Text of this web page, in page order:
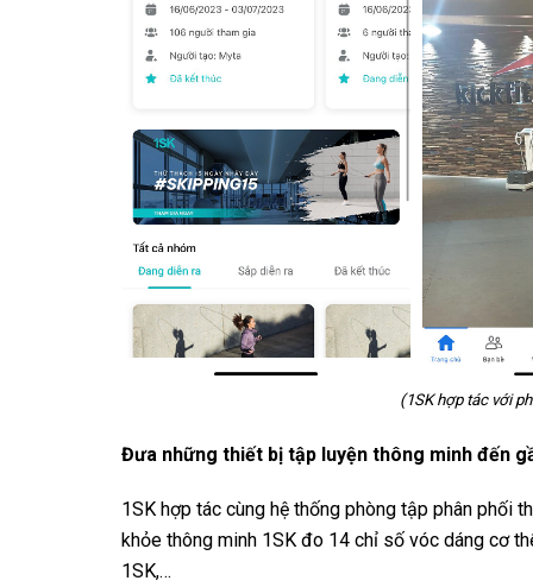
(1SK hợp tác với
Đưa những thiết bị tập luyện thông minh đến
1SK hợp tác cùng hệ thống phòng tập phân phối
khỏe thông minh 1SK đo 14 chỉ số vóc dáng cơ
1SK,…